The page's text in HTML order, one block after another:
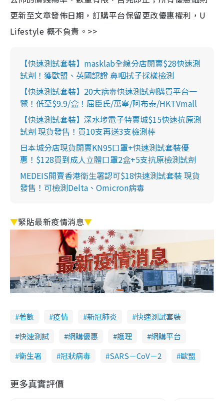
更新至文章發佈日期，訂購平台保留更改優惠權利，U
Lifestyle 概不負責。>>
【快速測試套裝】masklab全線分店開賣$28快速測
試劑！獲歐盟、英國認證 鼻咽拭子採樣檢測
【快速測試套裝】20大病毒快速測試劑購買平台一
覽！低至$9.9/盒！屈臣氏/萬寧/阿布泰/HKTVmall
【快速測試套裝】深水埗電子特賣城$15快速抗原測
試劑 現貨發售！買10支再送3支檢測棒
日本城分店現貨開賣KN95口罩+快速測試套裝優
惠！$128買到成人立體口罩2盒+5支抗原檢測試劑
MEDEIS開賣香港衛生署認可$18快速測試套裝 現貨
發售！可檢測Delta、Omicron病毒
▼緊貼最新疫情消息▼
著數 疫情 新冠肺炎
快速測試套裝
快速測試
網購優惠 護理
網購平台
衞生署
冠狀病毒 SARS－CoV－2 歐盟
更多真實評價